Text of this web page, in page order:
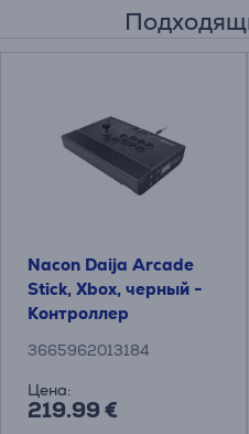
Nacon Daija Arcade
Stick, Xbox, черный -
Контроллер
3665962013184
Цена:
219.99 €